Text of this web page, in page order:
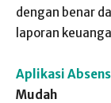
dengan benar
laporan
Aplikasi
Mudah